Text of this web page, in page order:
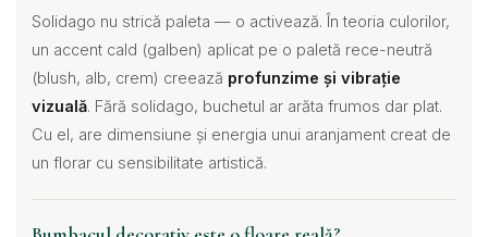
Solidago nu strică paleta — o activează. În teoria culorilor,
un accent cald (galben) aplicat pe o paletă rece-neutră
(blush, alb, crem) creează profunzime și vibrație
vizuală. Fără solidago, buchetul ar arăta frumos dar plat.
Cu el, are dimensiune și energia unui aranjament creat de
un florar cu sensibilitate artistică.